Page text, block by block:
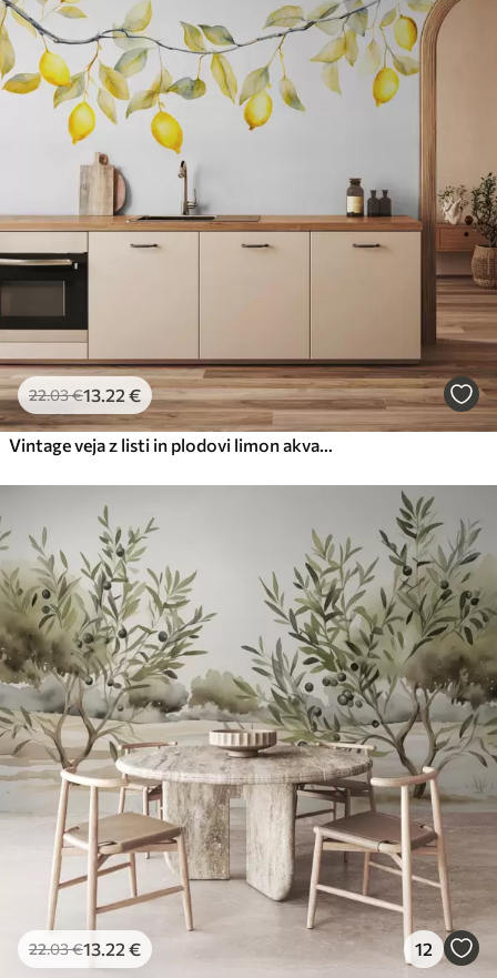
22.03€13.22 €
Vintage veja z listi in plodovi limon akvarel
22.03€13.22 € 12